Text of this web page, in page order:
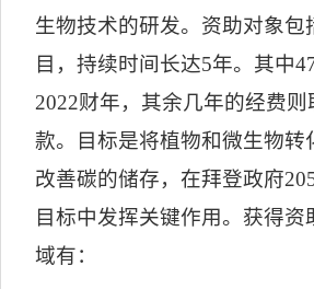
生物技术的研发。资助对象包
目，持续时间长达5年。其中
2022财年，其余几年的经费则
款。目标是将植物和微生物转
改善碳的储存，在拜登政府
目标中发挥关键作用。获得资
域有：